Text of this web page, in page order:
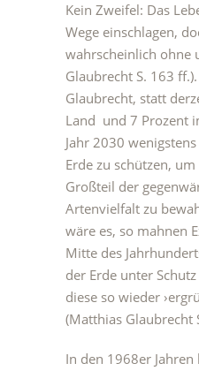
Kein Zweifel: Das
Wege einschlagen,
wahrscheinlich ohne
Glaubrecht S. 163
Glaubrecht, statt
Land und 7 Prozent
Jahr 2030
Erde zu schützen,
Großteil der
Artenvielfalt zu
wäre es, so mahnen
Mitte des
der Erde unter
diese so wieder
(Matthias Glaubrecht
In den 1968er